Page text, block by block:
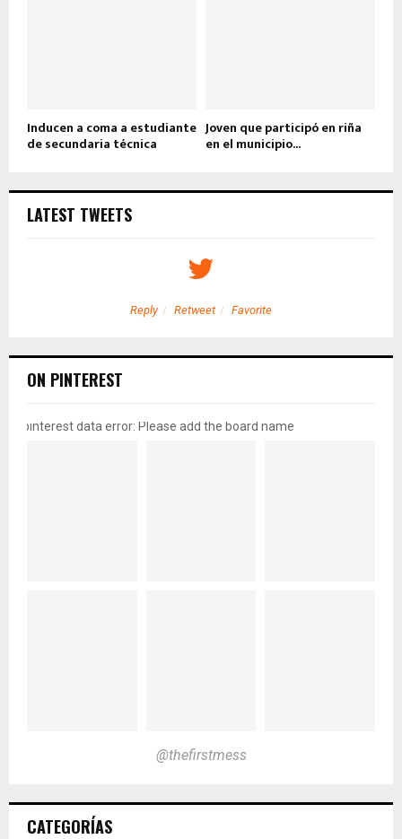
Inducen a coma a estudiante
de secundaria técnica
Joven que participó en riña
en el municipio...
LATEST TWEETS
Reply Retweet Favorite
ON PINTEREST
pinterest data error: Please add the board name
@thefirstmess
CATEGORÍAS